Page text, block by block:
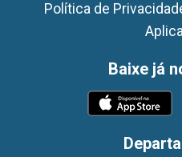
Política de
Baixe já